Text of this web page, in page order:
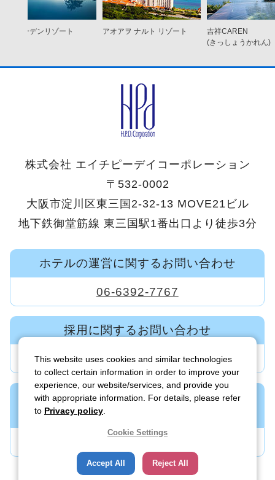
コ ガーデンリゾート
アオアヲ ナルト リゾート
吉祥CAREN
(きっしょうかれん)
株式会社 エイチピーデイコーポレーション
〒532-0002
大阪市淀川区東三国2-32-13 MOVE21ビル
地下鉄御堂筋線 東三国駅1番出口より徒歩3分
ホテルの運営に関するお問い合わせ
06-6392-7767
採用に関するお問い合わせ
06-6392-7600
新規ホテル・旅館の事業開発に関する
お問い合わせ
This website uses cookies and similar technologies
to collect certain information in order to improve your
experience, our website/services, and provide you
with appropriate information. For details, please refer
to Privacy policy
Cookie Settings
Reject All
Accept All